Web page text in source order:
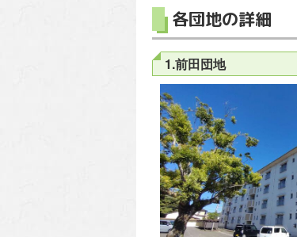
各団地の詳細
1.前田団地